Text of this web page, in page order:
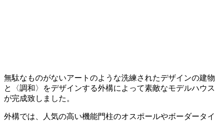
無駄なものがないアートのような洗練されたデザインの建物
と〈調和〉をデザインする外構によって素敵なモデルハウス
が完成致しました。
外構では、人気の高い機能門柱のオスポールやボーダータイ